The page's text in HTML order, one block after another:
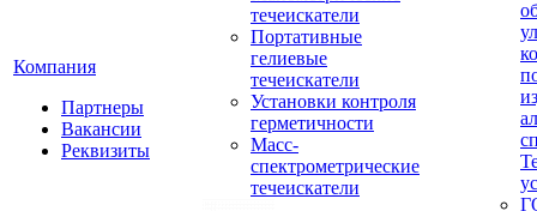
Компания
Партнеры
Вакансии
Реквизиты
течеискатели
Портативные
гелиевые
течеискатели
Установки контроля
герметичности
Масс-
спектрометрические
течеискатели